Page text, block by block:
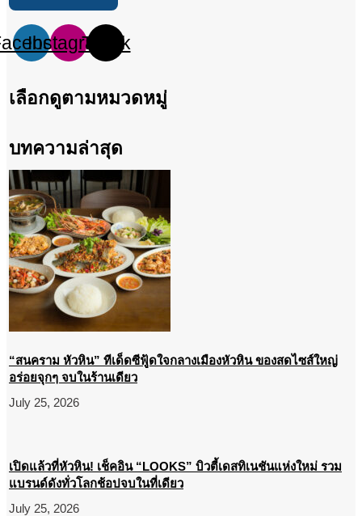
InstagramTiktok
เลือกดูตามหมวดหมู่
บทความล่าสุด
“สนคราม หัวหิน” ทีเด็ดซีฟู้ดใจกลางเมืองหัวหิน ของสดไซส์ใหญ่
อร่อยจุกๆ จบในร้านเดียว
July 25, 2026
เปิดแล้วที่หัวหิน! เช็คอิน “LOOKS” บิวตี้เดสทิเนชันแห่งใหม่ รวม
แบรนด์ดังทั่วโลกช้อปจบในที่เดียว
July 25, 2026